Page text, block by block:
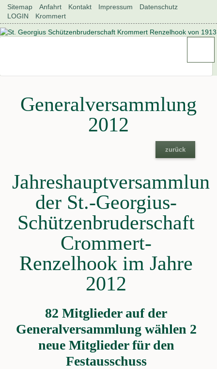
Navigation
überspringen
Sitemap Anfahrt Kontakt Impressum
Datenschutz
LOGIN
Krommert
Generalversammlung
2012
zurück
der St.-Georgius-
Schützenbruderschaft
Crommert-
Renzelhook im Jahre
2012
82 Mitglieder auf der
Generalversammlung wählen 2
neue Mitglieder für den
Festausschuss